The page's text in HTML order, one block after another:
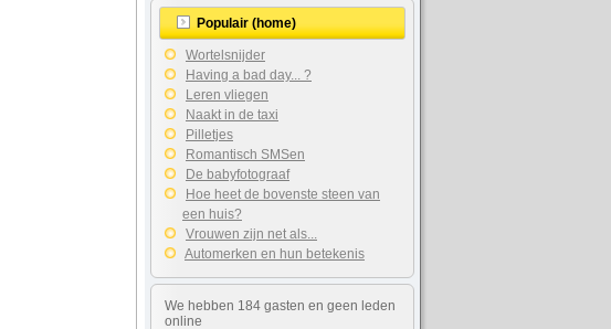
Populair (home)
Wortelsnijder
Having a bad day... ?
Leren vliegen
Naakt in de taxi
Pilletjes
Romantisch SMSen
De babyfotograaf
Hoe heet de bovenste steen van
een huis?
Vrouwen zijn net als...
Automerken en hun betekenis
We hebben 184 gasten en geen leden
online